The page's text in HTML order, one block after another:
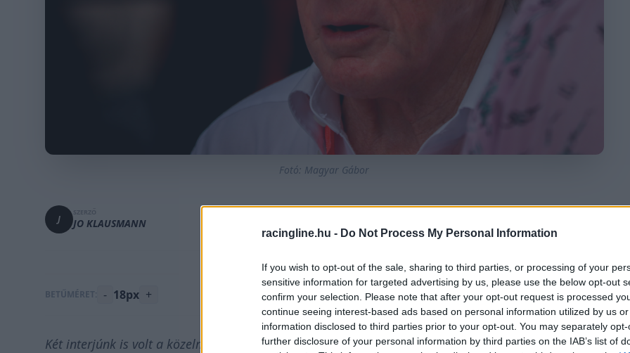
racingline.hu - Do Not Process My Personal Information
If you wish to opt-out of the sale, sharing to third parties, or processing of your
sensitive information for targeted advertising by us, please use the below opt-out
confirm your selection. Please note that after your opt-out request is processed
continue seeing interest-based ads based on personal information utilized by us
information disclosed to third parties prior to your opt-out. You may separately
further disclosure of your personal information by third parties on the IAB’s list of
Fotó: Magyar Gábor
J JO KLAUSMANN
BETŰMÉRET: - 18px + ⏱️ KB. 5 PERC OLVASÁS
Két interjúnk is volt a közelmúltban Sir Jackie Stewarttal. Az elsőttegnap olvashattátok